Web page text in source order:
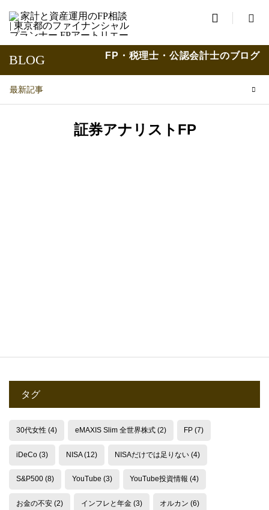

BLOG FP・税理士・公認会計士のブログ
最新記事
証券アナリストFP
タグ
30代女性(4) eMAXIS Slim 全世界株式(2) FP (7)
iDeCo(3) NISA(12) NISAだけでは足りない (4)
S&P500(8) YouTube (3) YouTube投資情報 (4)
お金の不安(2) インフレと年金(3) オルカン (6)